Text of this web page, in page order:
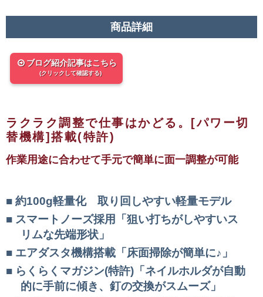
商品詳細
ブログ紹介記事はこちら
(クリックして確認する)
ラクラク調整で仕事はかどる。[パワー切
替機構]搭載(特許)
作業用途に合わせて手元で簡単に面一調整が可能
約100g軽量化 取り回しやすい軽量モデル
スマートノーズ採用「狙い打ちがしやすいス
リムな先端形状」
エアダスタ機構搭載「床面掃除が簡単に♪」
らくらくマガジン(特許)「ネイルホルダが自動
的に手前に傾き、釘の交換がスムーズ」